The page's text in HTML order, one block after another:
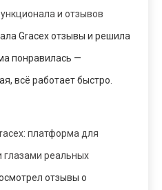
и отзывов
Gracex отзывы и решила
понравилась —
всё работает быстро.
платформа для
глазами реальных
отзывы о